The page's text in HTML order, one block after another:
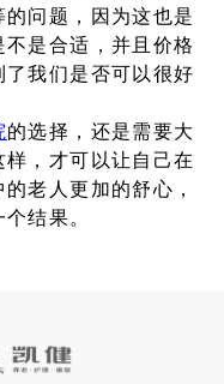
问题，因为这也是
是合适，并且价格
我们是否可以很好
的选择，还是需要大
，才可以让自己在
老人更加的舒心，
结果。